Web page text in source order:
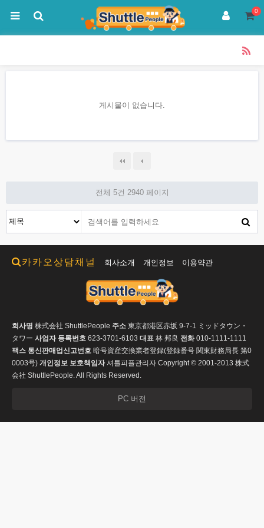
0
게시물이 없습니다.
전체 5건 2940 페이지
카카오상담채널 회사소개 개인정보 이용약관
회사명 株式会社 ShuttlePeople 주소 東京都港区赤坂 9-7-1 ミッドタウン・
タワー 사업자 등록번호 623-3701-6103 대표 林 邦良 전화010-1111-1111
팩스 통신판매업신고번호 暗号資産交換業者登録(登録番号 関東財務局長 第0
0003号) 개인정보 보호책임자셔틀피플관리자 Copyright © 2001-2013 株式
会社 ShuttlePeople. All Rights Reserved.
PC 버전